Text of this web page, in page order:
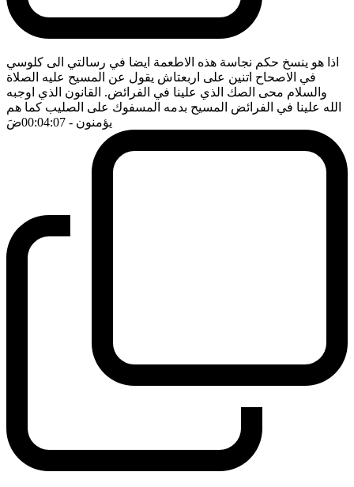
اذا هو ينسخ حكم نجاسة هذه الاطعمة ايضا في رسالتي الى كلوسي
في الاصحاح اتنين على اربعتاش يقول عن المسيح عليه الصلاة
والسلام محى الصك الذي علينا في الفرائض. القانون الذي اوجبه
الله علينا في الفرائض المسيح بدمه المسفوك على الصليب كما هم
يؤمنون - 00:04:07 ضَ